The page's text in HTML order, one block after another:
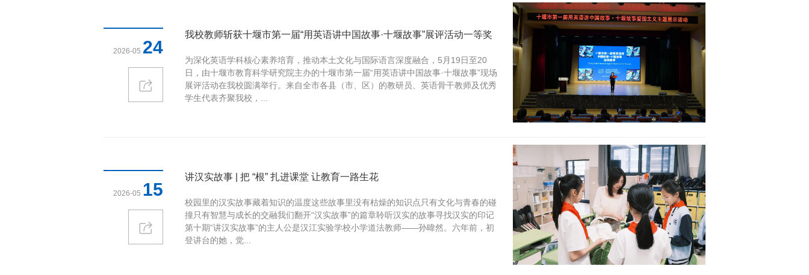
2026-05 24
我校教师斩获十堰市第一届“用英语讲中国故事·十堰故事”展评活动一等奖
为深化英语学科核心素养培育，推动本土文化与国际语言深度融合，5月19日至20
日，由十堰市教育科学研究院主办的十堰市第一届“用英语讲中国故事·十堰故事”现场
展评活动在我校圆满举行。来自全市各县（市、区）的教研员、英语骨干教师及优秀
学生代表齐聚我校，...
2026-05 15
讲汉实故事 | 把 “根” 扎进课堂 让教育一路生花
校园里的汉实故事藏着知识的温度这些故事里没有枯燥的知识点只有文化与青春的碰
撞只有智慧与成长的交融我们翻开“汉实故事”的篇章聆听汉实的故事寻找汉实的印记
第十期“讲汉实故事”的主人公是汉江实验学校小学道法教师——孙暐然。六年前，初
登讲台的她，觉...